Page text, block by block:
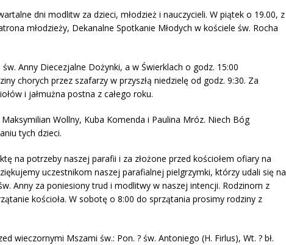
dni modlitw za dzieci, młodzież i nauczycieli. W piątek o 19.00, z
młodzieży, Dekanalne Spotkanie Młodych w kościele św. Rocha
św. Anny Diecezjalne Dożynki, a w Świerklach o godz. 15:00
chorych przez szafarzy w przyszłą niedzielę od godz. 9:30. Za
i jałmużna postna z całego roku.
Wollny, Kuba Komenda i Paulina Mróz. Niech Bóg
tych dzieci.
na potrzeby naszej parafii i za złożone przed kościołem ofiary na
uczestnikom naszej parafialnej pielgrzymki, którzy udali się na
Anny za poniesiony trud i modlitwy w naszej intencji. Rodzinom z
kościoła. W sobotę o 8:00 do sprzątania prosimy rodziny z
wieczornymi Mszami św.: Pon. ? św. Antoniego (H. Firlus), Wt. ? bł.